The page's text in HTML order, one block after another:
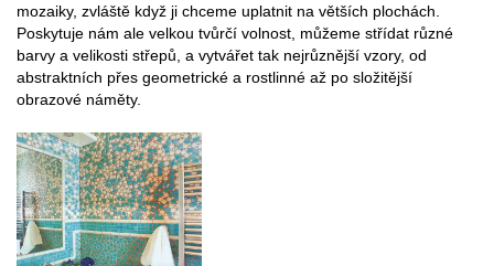
mozaiky, zvláště když ji chceme uplatnit na větších plochách.
Poskytuje nám ale velkou tvůrčí volnost, můžeme střídat různé
barvy a velikosti střepů, a vytvářet tak nejrůznější vzory, od
abstraktních přes geometrické a rostlinné až po složitější
obrazové náměty.